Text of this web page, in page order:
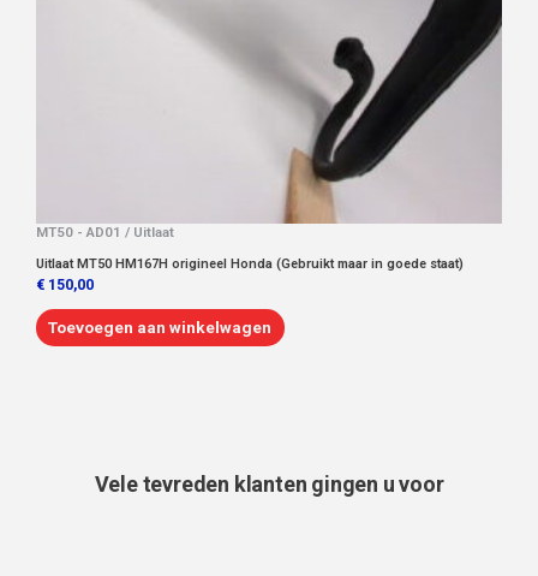
MT50 - AD01 / Uitlaat
Uitlaat MT50 HM167H origineel Honda (Gebruikt maar in goede staat)
€ 150,00
Toevoegen aan winkelwagen
Vele tevreden klanten gingen u voor